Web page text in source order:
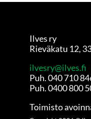
Ilves ry
Rieväkatu 12,
ilvesry@ilves.fi
Puh. 040 710
Puh. 0400 800
Toimisto